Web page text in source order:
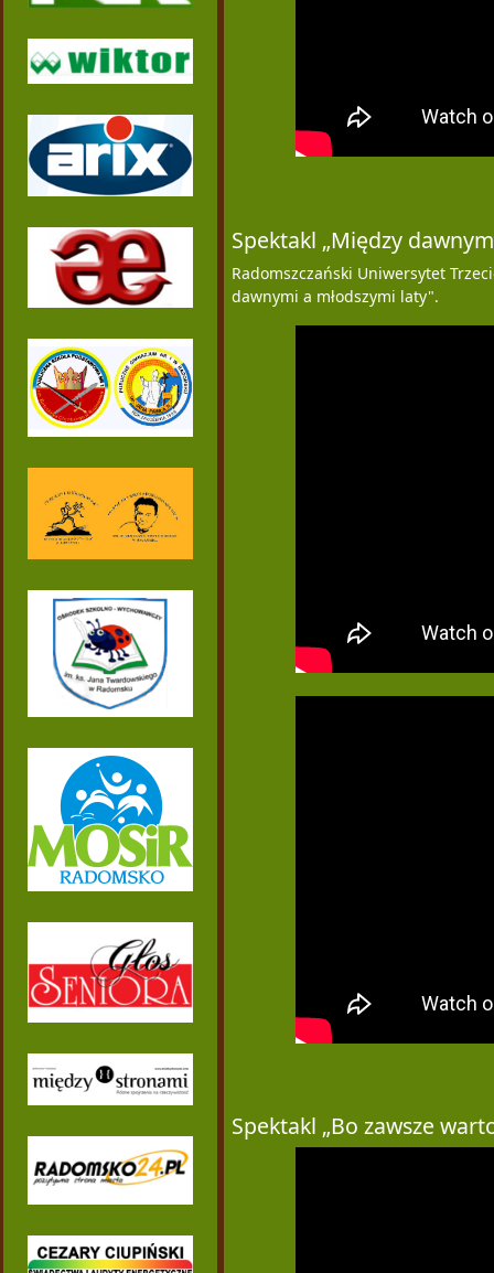
Spektakl „Między
Radomszczański Uniwersytet
dawnymi a młodszymi laty".
Spektakl „Bo zawsze